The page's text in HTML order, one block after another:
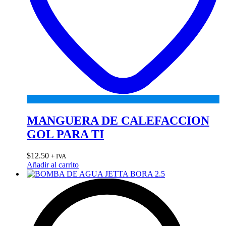
MANGUERA DE CALEFACCION
GOL PARA TI
$12.50 + IVA
Añadir al carrito